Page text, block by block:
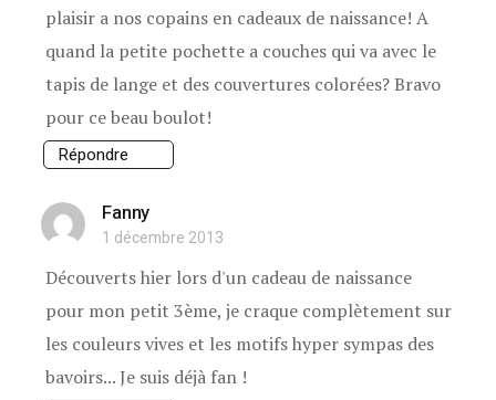
plaisir a nos copains en cadeaux de naissance! A
quand la petite pochette a couches qui va avec le
tapis de lange et des couvertures colorées? Bravo
pour ce beau boulot!
Répondre
Fanny
1 décembre 2013
Découverts hier lors d'un cadeau de naissance
pour mon petit 3ème, je craque complètement sur
les couleurs vives et les motifs hyper sympas des
bavoirs... Je suis déjà fan !